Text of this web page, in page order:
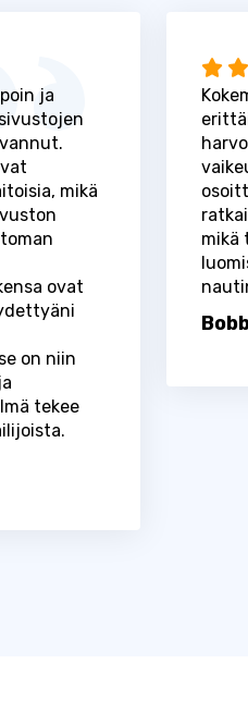
ja
mikä
ovat
on niin
tekee
mikä